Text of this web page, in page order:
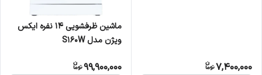
7,400,000
ماشین ظرفشویی 14 نفره ایکس
ویژن مدل S160W
99,900,000